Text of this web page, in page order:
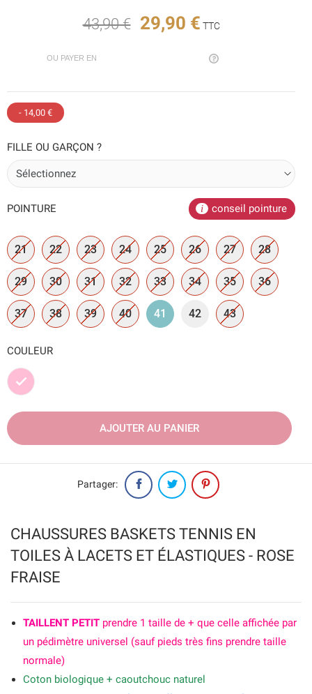
CHAUSSURES BASKETS TENNIS EN
TOILES À LACETS ET ÉLASTIQUES - ROSE
FRAISE
TAILLENT PETIT prendre 1 taille de + que celle affichée par
un pédimètre universel (sauf pieds très fins prendre taille
normale)
Coton biologique + caoutchouc naturel
43,90 € 29,90 € TTC
OU PAYER EN
- 14,00 €
FILLE OU GARÇON ?
POINTURE conseil pointure
21 22 23 24 25 26 27 28
29 30 31 32 33 34 35 36
37 38 39 40 41 42 43
COULEUR
Rose
AJOUTER AU PANIER
Partager: